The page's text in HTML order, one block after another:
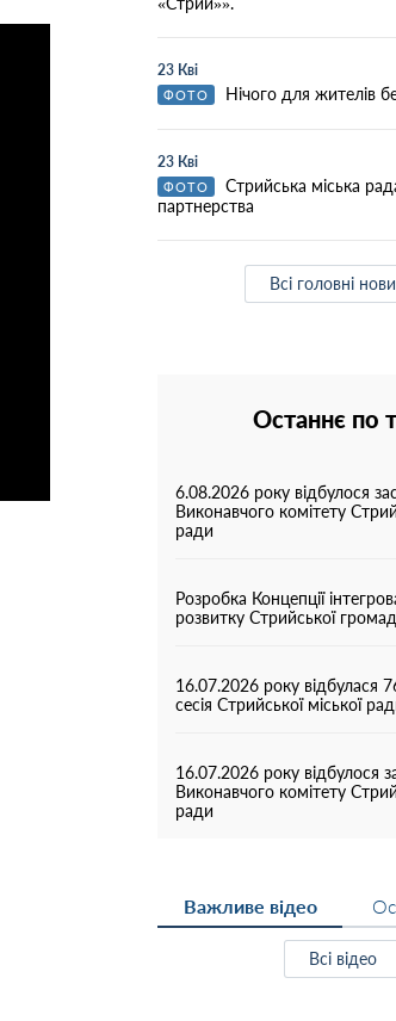
23 Кві
ФОТО Нічого для жителів
23 Кві
ФОТО
Стрийська міська
партнерства
Всі головні
Останнє по
6.08.2026 року відбулося
Виконавчого комітету
ради
Розробка Концепції
розвитку Стрийської
16.07.2026 року відбулася
сесія Стрийської міської
16.07.2026 року відбулося
Виконавчого комітету
ради
Важливе відео
Всі відео